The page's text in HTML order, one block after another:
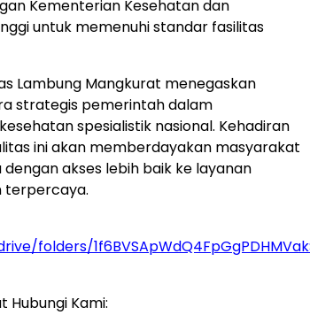
Kementerian Kesehatan dan
untuk memenuhi standar fasilitas
Lambung Mangkurat menegaskan
strategis pemerintah dalam
spesialistik nasional. Kehadiran
ini akan memberdayakan masyarakat
akses lebih baik ke layanan
terpercaya.
folders/
Hubungi Kami: